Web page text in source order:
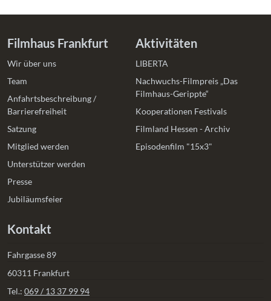
Filmhaus Frankfurt
Wir über uns
Team
Anfahrtsbeschreibung /
Barrierefreiheit
Satzung
Mitglied werden
Unterstützer werden
Presse
Jubiläumsfeier
Aktivitäten
LIBERTA
Nachwuchs-Filmpreis „Das
Filmhaus-Gerippte“
Kooperationen Festivals
Filmland Hessen - Archiv
Episodenfilm "15x3"
Kontakt
Fahrgasse 89
60311 Frankfurt
Tel.: 069 / 13 37 99 94